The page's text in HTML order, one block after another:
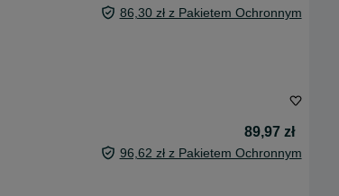
86,30 zł z Pakietem Ochronnym
89,97 zł
96,62 zł z Pakietem Ochronnym